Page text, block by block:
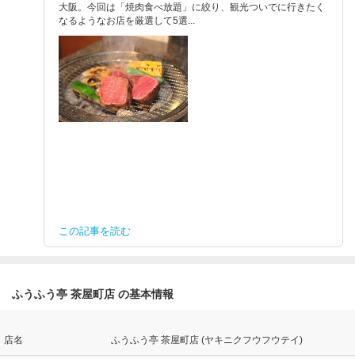
大阪。今回は「焼肉食べ放題」に絞り、観光ついでに行きたく
なるようなお店を厳選して5選...
この記事を読む
ふうふう亭 茶屋町店 の基本情報
店名 ふうふう亭 茶屋町店 (ヤキニクフウフウテイ)